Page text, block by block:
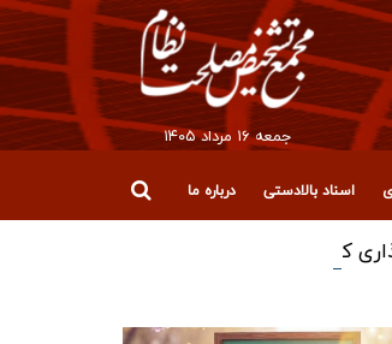
جمعه ۱۶ مرداد ۱۴۰۵
اسناد بالادستی درباره ما
کشور باشد